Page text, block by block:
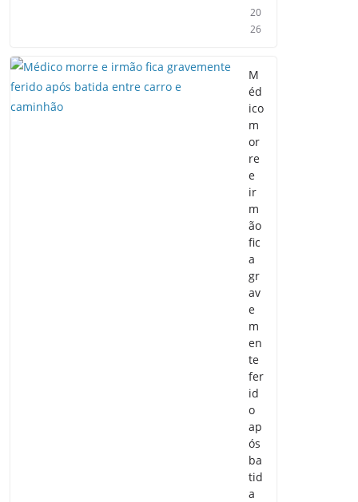
20
26
M
éd
ico
m
or
re
e
ir
m
ão
fic
a
gr
av
e
m
en
te
fer
id
o
ap
ós
ba
tid
a